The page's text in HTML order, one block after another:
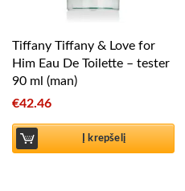
Tiffany Tiffany & Love for
Him Eau De Toilette – tester
90 ml (man)
€42.46
Į krepšelį